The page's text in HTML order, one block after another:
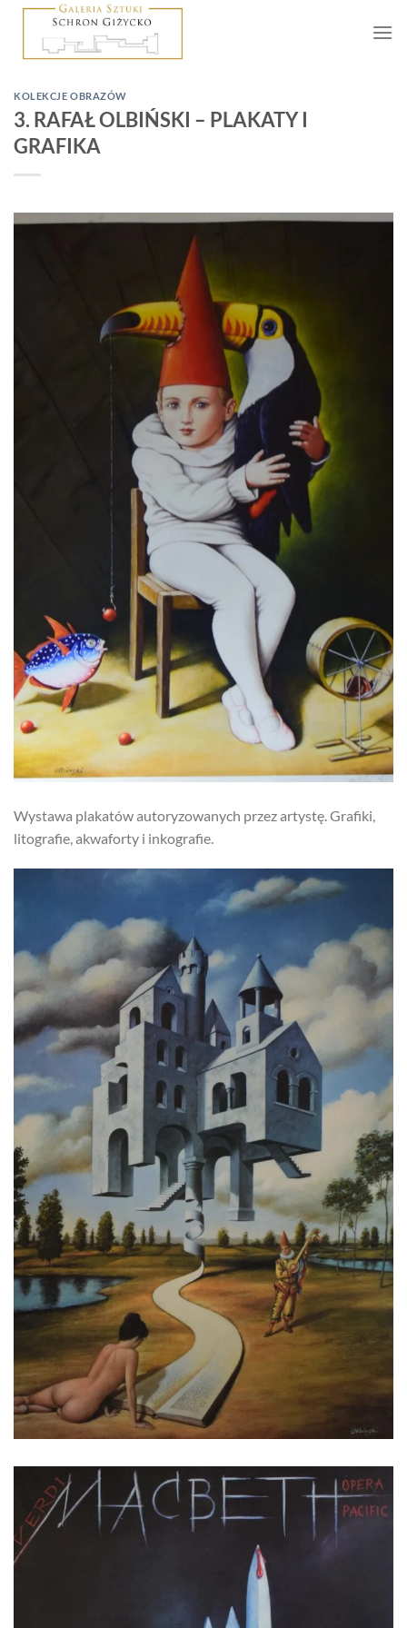
Skip
content
KOLEKCJE OBRAZÓW
3. RAFAŁ OLBIŃSKI – PLAKATY I
GRAFIKA
Wystawa plakatów autoryzowanych przez artystę. Grafiki,
litografie, akwaforty i inkografie.